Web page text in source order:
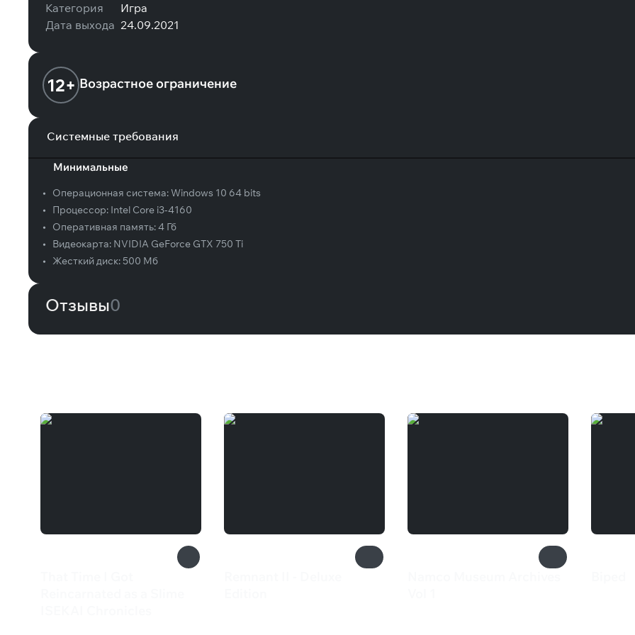
Категория
Игра
Дата выхода 24.09.2021
12+ Возрастное ограничение
Системные требования
Минимальные
• Операционная система:Windows 10 64 bits
•
Процессор: Intel Core i3-4160
•
Оперативная память:4 Гб
•
Видеокарта: NVIDIA GeForce GTX 750 Ti
•
Жесткий диск: 500 Мб
Отзывы0